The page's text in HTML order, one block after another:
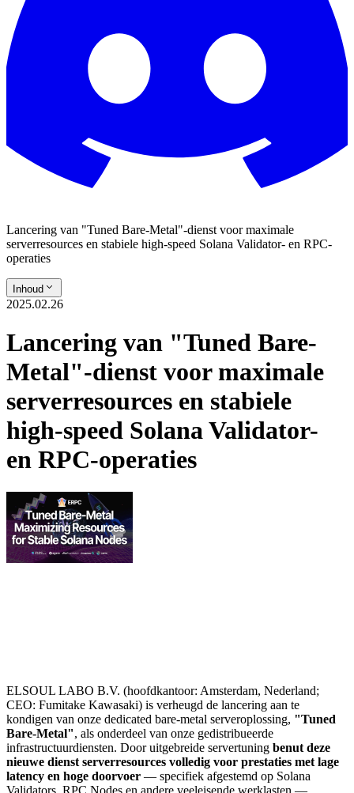
Lancering van "Tuned Bare-Metal"-dienst voor maximale
serverresources en stabiele high-speed Solana Validator- en RPC-
operaties
Inhoud
2025.02.26
Lancering van "Tuned Bare-
Metal"-dienst voor maximale
serverresources en stabiele
high-speed Solana Validator-
en RPC-operaties
ELSOUL LABO B.V. (hoofdkantoor: Amsterdam, Nederland;
CEO: Fumitake Kawasaki) is verheugd de lancering aan te
kondigen van onze dedicated bare-metal serveroplossing, "Tuned
Bare-Metal", als onderdeel van onze gedistribueerde
infrastructuurdiensten. Door uitgebreide servertuning benut deze
nieuwe dienst serverresources volledig voor prestaties met lage
latency en hoge doorvoer — specifiek afgestemd op Solana
Validators, RPC Nodes en andere veeleisende werklasten —